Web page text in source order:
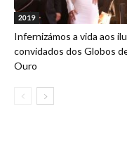
2019
Infernizámos a vida aos
convidados dos Globos
Ouro